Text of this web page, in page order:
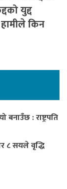
युद्द
किन
बनाउँछ : राष्ट्रपति
८ सयले वृद्धि